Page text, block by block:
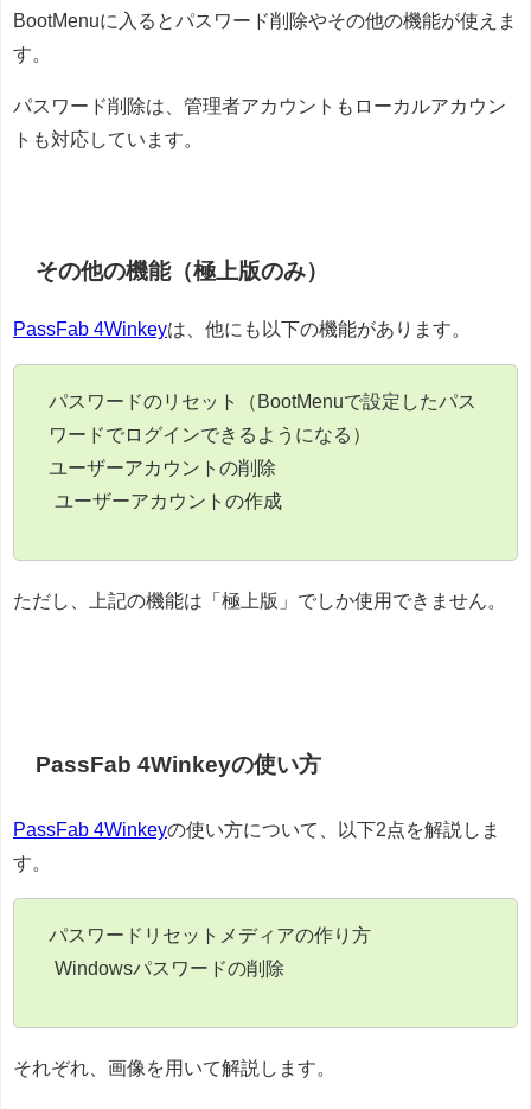
BootMenuに入るとパスワード削除やその他の機能が使えま
す。
パスワード削除は、管理者アカウントもローカルアカウン
トも対応しています。
その他の機能（極上版のみ）
PassFab 4Winkeyは、他にも以下の機能があります。
パスワードのリセット（BootMenuで設定したパス
ワードでログインできるようになる）
ユーザーアカウントの削除
ユーザーアカウントの作成
ただし、上記の機能は「極上版」でしか使用できません。
PassFab 4Winkeyの使い方
PassFab 4Winkeyの使い方について、以下2点を解説しま
す。
パスワードリセットメディアの作り方
Windowsパスワードの削除
それぞれ、画像を用いて解説します。